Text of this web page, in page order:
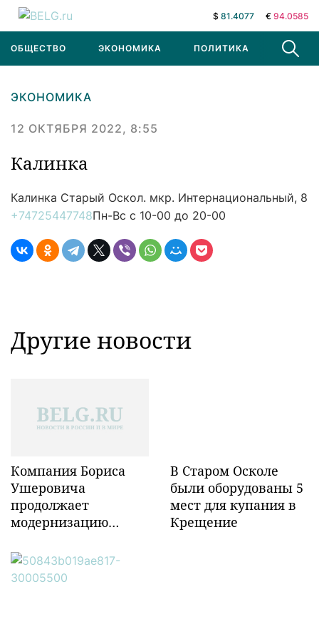
$ 81.4077 € 94.0585
ОБЩЕСТВО ЭКОНОМИКА ПОЛИТИКА В МИРЕ
ЭКОНОМИКА
12 ОКТЯБРЯ 2022, 8:55
Калинка
Калинка Старый Оскол. мкр. Интернациональный, 8
+74725447748Пн-Вс с 10-00 до 20-00
Другие новости
Компания Бориса
Ушеровича
продолжает
модернизацию
инфраструктуры в
Забайкалье
В Старом Осколе
были оборудованы 5
мест для купания в
Крещение